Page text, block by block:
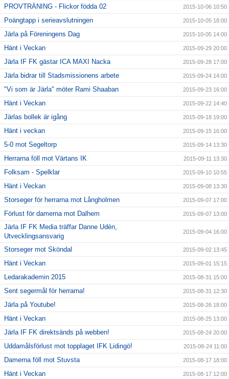
PROVTRÄNING - Flickor födda 02 2015-10-06 10:50
Poängtapp i serieavslutningen 2015-10-05 18:00
Järla på Föreningens Dag 2015-10-05 14:00
Hänt i Veckan 2015-09-29 20:00
Järla IF FK gästar ICA MAXI Nacka 2015-09-28 17:00
Järla bidrar till Stadsmissionens arbete 2015-09-24 14:00
"Vi som är Järla" möter Rami Shaaban 2015-09-23 16:00
Hänt i Veckan 2015-09-22 14:40
Järlas bollek är igång 2015-09-18 19:00
Hänt i veckan 2015-09-15 16:00
5-0 mot Segeltorp 2015-09-14 13:30
Herrarna föll mot Värtans IK 2015-09-11 13:30
Folksam - Spelklar 2015-09-10 10:55
Hänt i Veckan 2015-09-08 13:30
Storseger för herrarna mot Långholmen 2015-09-07 17:00
Förlust för damerna mot Dalhem 2015-09-07 13:00
Järla IF FK Media träffar Danne Udén,
Utvecklingsansvarig
2015-09-04 16:00
Storseger mot Sköndal 2015-09-02 13:45
Hänt i Veckan 2015-09-01 15:15
Ledarakademin 2015 2015-08-31 15:00
Sent segermål för herrarna! 2015-08-31 12:30
Järla på Youtube! 2015-08-26 18:00
Hänt i Veckan 2015-08-25 13:00
Järla IF FK direktsänds på webben! 2015-08-24 20:00
Uddamålsförlust mot topplaget IFK Lidingö! 2015-08-24 11:00
Damerna föll mot Stuvsta 2015-08-17 18:00
Hänt i Veckan 2015-08-17 12:00